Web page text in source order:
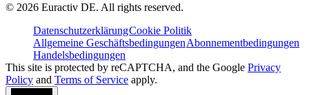
© 2026 Euractiv DE. All rights reserved.
DatenschutzerklärungCookie Politik
Allgemeine GeschäftsbedingungenAbonnementbedingungen
Handelsbedingungen
This site is protected by reCAPTCHA, and the Google Privacy
Policy and Terms of Service apply.